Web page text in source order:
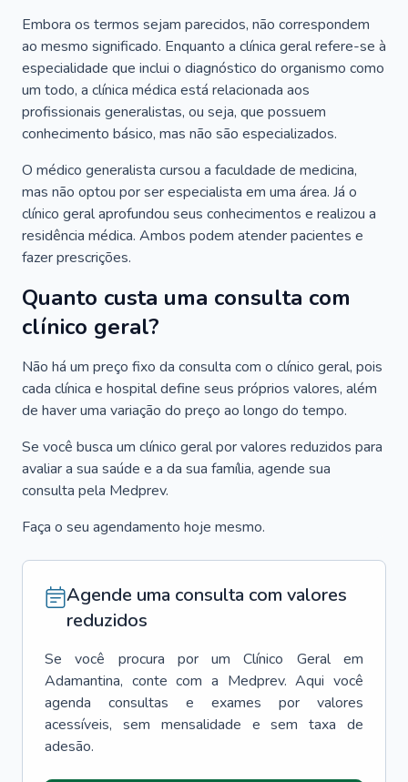
Embora os termos sejam parecidos, não correspondem
ao mesmo significado. Enquanto a clínica geral refere-se à
especialidade que inclui o diagnóstico do organismo como
um todo, a clínica médica está relacionada aos
profissionais generalistas, ou seja, que possuem
conhecimento básico, mas não são especializados.
O médico generalista cursou a faculdade de medicina,
mas não optou por ser especialista em uma área. Já o
clínico geral aprofundou seus conhecimentos e realizou a
residência médica. Ambos podem atender pacientes e
fazer prescrições.
Quanto custa uma consulta com
clínico geral?
Não há um preço fixo da consulta com o clínico geral, pois
cada clínica e hospital define seus próprios valores, além
de haver uma variação do preço ao longo do tempo.
Se você busca um clínico geral por valores reduzidos para
avaliar a sua saúde e a da sua família, agende sua
consulta pela Medprev.
Faça o seu agendamento hoje mesmo.
Agende uma consulta com valores
reduzidos
Se você procura por um Clínico Geral
em
Adamantina, conte com a Medprev. Aqui você
agenda consultas e exames por valores
acessíveis, sem mensalidade e sem taxa de
adesão.